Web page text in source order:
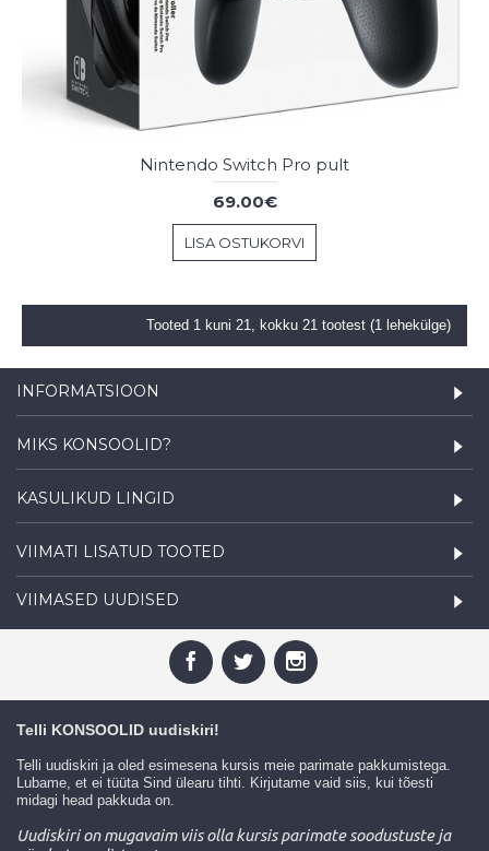
Nintendo Switch Pro pult
69.00€
LISA OSTUKORVI
Tooted 1 kuni 21, kokku 21 tootest (1 lehekülge)
INFORMATSIOON
MIKS KONSOOLID?
KASULIKUD LINGID
VIIMATI LISATUD TOOTED
VIIMASED UUDISED
Telli KONSOOLID uudiskiri!
Telli uudiskiri ja oled esimesena kursis meie parimate pakkumistega.
Lubame, et ei tüüta Sind ülearu tihti. Kirjutame vaid siis, kui tõesti
midagi head pakkuda on.
Uudiskiri on mugavaim viis olla kursis parimate soodustuste ja